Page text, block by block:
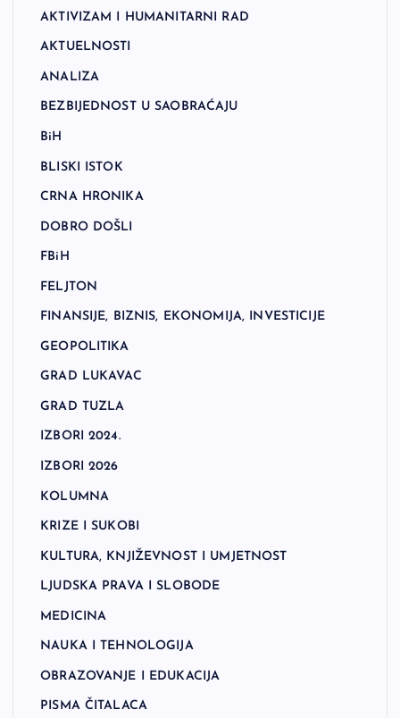
AKTIVIZAM I HUMANITARNI RAD
AKTUELNOSTI
ANALIZA
BEZBIJEDNOST U SAOBRAĆAJU
BiH
BLISKI ISTOK
CRNA HRONIKA
DOBRO DOŠLI
FBiH
FELJTON
FINANSIJE, BIZNIS, EKONOMIJA, INVESTICIJE
GEOPOLITIKA
GRAD LUKAVAC
GRAD TUZLA
IZBORI 2024.
IZBORI 2026
KOLUMNA
KRIZE I SUKOBI
KULTURA, KNJIŽEVNOST I UMJETNOST
LJUDSKA PRAVA I SLOBODE
MEDICINA
NAUKA I TEHNOLOGIJA
OBRAZOVANJE I EDUKACIJA
PISMA ČITALACA